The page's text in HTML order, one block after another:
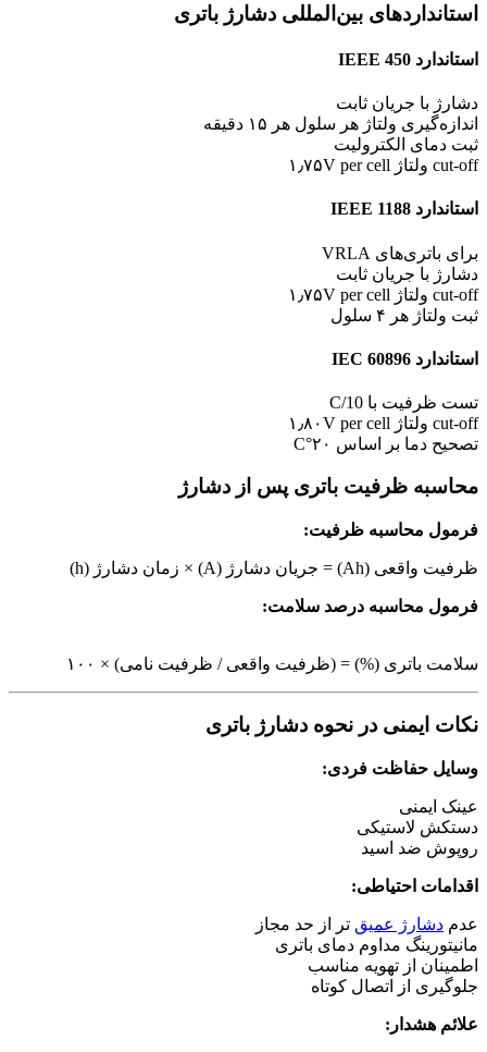
استانداردهای بین‌المللی دشارژ باتری
استاندارد IEEE 450
دشارژ با جریان ثابت
اندازه‌گیری ولتاژ هر سلول هر ۱۵ دقیقه
ثبت دمای الکترولیت
cut-off ولتاژ ۱٫۷۵V per cell
استاندارد IEEE 1188
برای باتری‌های VRLA
دشارژ با جریان ثابت
cut-off ولتاژ ۱٫۷۵V per cell
ثبت ولتاژ هر ۴ سلول
استاندارد IEC 60896
تست ظرفیت با C/10
cut-off ولتاژ ۱٫۸۰V per cell
تصحیح دما بر اساس ۲۰°C
محاسبه ظرفیت باتری پس از دشارژ
فرمول محاسبه ظرفیت:
ظرفیت واقعی (Ah) = جریان دشارژ (A) × زمان دشارژ (h)
فرمول محاسبه درصد سلامت:
سلامت باتری (%) = (ظرفیت واقعی / ظرفیت نامی) × ۱۰۰
نکات ایمنی در نحوه دشارژ باتری
وسایل حفاظت فردی:
عینک ایمنی
دستکش لاستیکی
روپوش ضد اسید
اقدامات احتیاطی:
عدم دشارژ عمیق تر از حد مجاز
مانیتورینگ مداوم دمای باتری
اطمینان از تهویه مناسب
جلوگیری از اتصال کوتاه
علائم هشدار: